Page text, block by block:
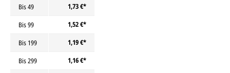
Bis49
1,73 €*
Bis99
1,52 €*
Bis 199
1,19 €*
Bis299
1,16 €*